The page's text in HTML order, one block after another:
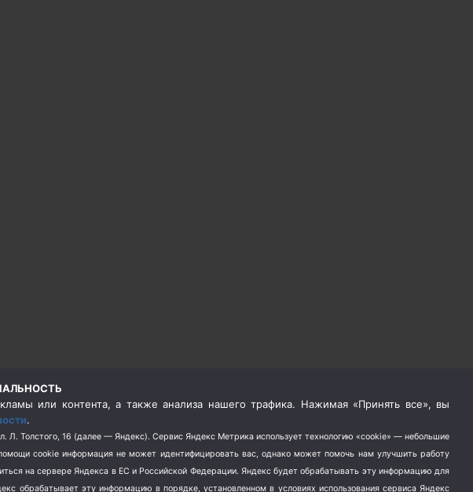
или контента, а также анализа нашего трафика. Нажимая «Принять все», вы
.
Толстого, 16 (далее — Яндекс). Сервис Яндекс Метрика использует технологию «cookie» — небольшие
cookie информация не может идентифицировать вас, однако может помочь нам улучшить работу
на сервере Яндекса в ЕС и Российской Федерации. Яндекс будет обрабатывать эту информацию для
обрабатывает эту информацию в порядке, установленном в условиях использования сервиса Яндекс